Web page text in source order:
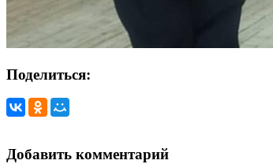
Поделиться:
Добавить комментарий